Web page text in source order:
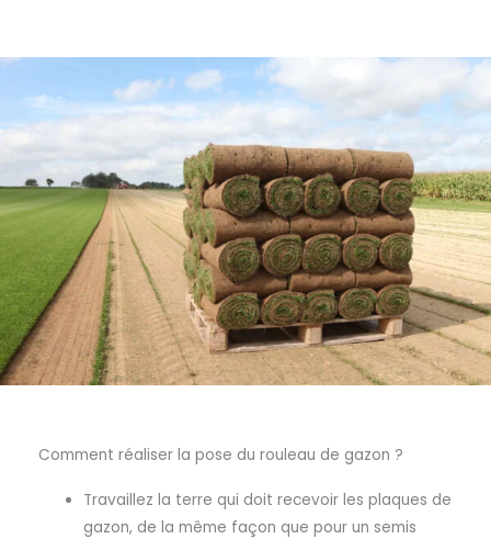
Comment réaliser la pose du rouleau de gazon ?
Travaillez la terre qui doit recevoir les plaques de
gazon, de la même façon que pour un semis